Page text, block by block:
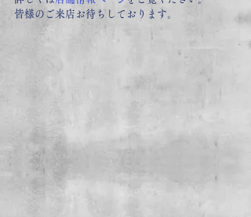
皆様のご来店お待ちしております。